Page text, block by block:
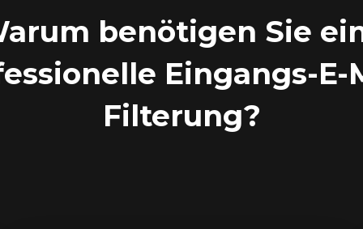
benötigen Sie
Eingangs-E-
Filterung?